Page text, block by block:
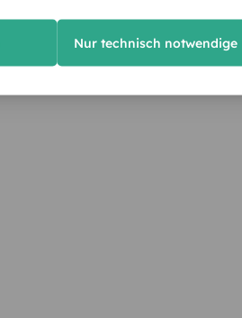
Nur technisch notwendige